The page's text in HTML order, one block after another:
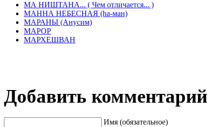
МА НИШТАНА... ( Чем отличается... )
МАННА НЕБЕСНАЯ (hа-ман)
МАРАНЫ (Анусим)
МАРОР
МАРХЕШВАН
Добавить комментарий
Имя (обязательное)